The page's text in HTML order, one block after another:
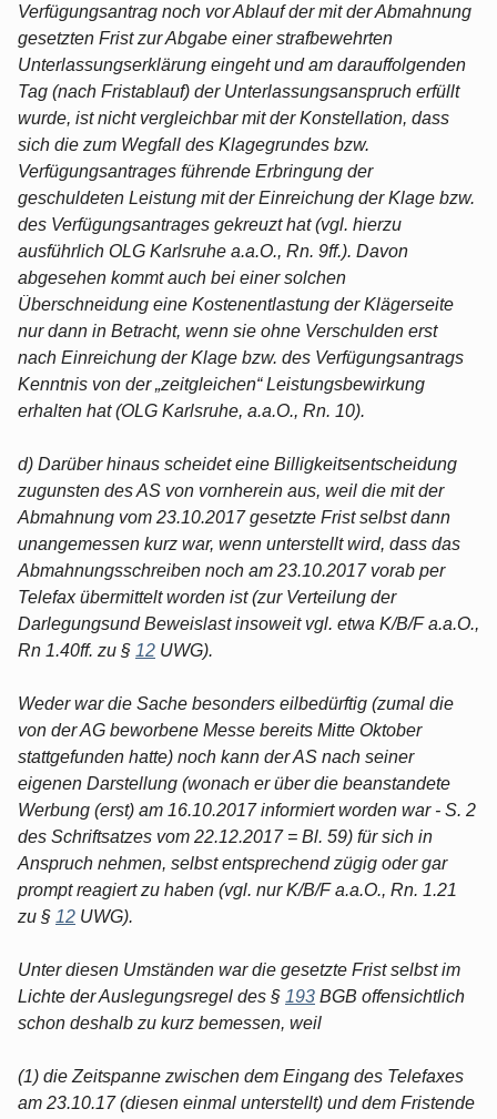
Verfügungsantrag noch vor Ablauf der mit der Abmahnung
gesetzten Frist zur Abgabe einer strafbewehrten
Unterlassungserklärung eingeht und am darauffolgenden
Tag (nach Fristablauf) der Unterlassungsanspruch erfüllt
wurde, ist nicht vergleichbar mit der Konstellation, dass
sich die zum Wegfall des Klagegrundes bzw.
Verfügungsantrages führende Erbringung der
geschuldeten Leistung mit der Einreichung der Klage bzw.
des Verfügungsantrages gekreuzt hat (vgl. hierzu
ausführlich OLG Karlsruhe a.a.O., Rn. 9ff.). Davon
abgesehen kommt auch bei einer solchen
Überschneidung eine Kostenentlastung der Klägerseite
nur dann in Betracht, wenn sie ohne Verschulden erst
nach Einreichung der Klage bzw. des Verfügungsantrags
Kenntnis von der „zeitgleichen“ Leistungsbewirkung
erhalten hat (OLG Karlsruhe, a.a.O., Rn. 10).
d) Darüber hinaus scheidet eine Billigkeitsentscheidung
zugunsten des AS von vornherein aus, weil die mit der
Abmahnung vom 23.10.2017 gesetzte Frist selbst dann
unangemessen kurz war, wenn unterstellt wird, dass das
Abmahnungsschreiben noch am 23.10.2017 vorab per
Telefax übermittelt worden ist (zur Verteilung der
Darlegungsund Beweislast insoweit vgl. etwa K/B/F a.a.O.,
Rn 1.40ff. zu § 12 UWG).
Weder war die Sache besonders eilbedürftig (zumal die
von der AG beworbene Messe bereits Mitte Oktober
stattgefunden hatte) noch kann der AS nach seiner
eigenen Darstellung (wonach er über die beanstandete
Werbung (erst) am 16.10.2017 informiert worden war - S. 2
des Schriftsatzes vom 22.12.2017 = Bl. 59) für sich in
Anspruch nehmen, selbst entsprechend zügig oder gar
prompt reagiert zu haben (vgl. nur K/B/F a.a.O., Rn. 1.21
zu § 12 UWG).
Unter diesen Umständen war die gesetzte Frist selbst im
Lichte der Auslegungsregel des § 193 BGB offensichtlich
schon deshalb zu kurz bemessen, weil
(1) die Zeitspanne zwischen dem Eingang des Telefaxes
am 23.10.17 (diesen einmal unterstellt) und dem Fristende